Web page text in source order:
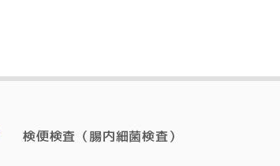
検便検査（腸内細菌検査）